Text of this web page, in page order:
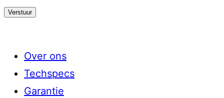
Over ons
Techspecs
Garantie